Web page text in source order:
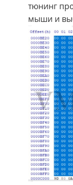
тюнинг
мыши и